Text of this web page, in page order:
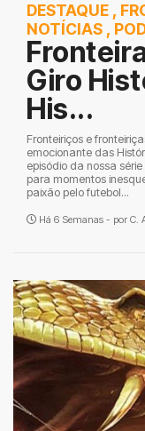
DESTAQUE ,
NOTÍCIAS ,
Giro
His...
Fronteiriços e
emocionante das
episódio da nossa
para momentos
paixão pelo futebol...
Há 6 Semanas - por C.